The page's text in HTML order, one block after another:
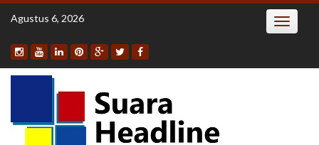
Skip
Agustus 6, 2026 Toggle